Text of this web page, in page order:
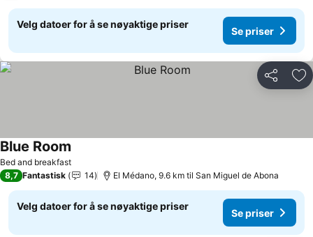
Velg datoer for å se nøyaktige priser
Se priser
Del
Bed and breakfast
Blue Room
8,7 Fantastisk 14 El Médano, 9.6 km til San Miguel de Abona
Velg datoer for å se nøyaktige priser
Se priser